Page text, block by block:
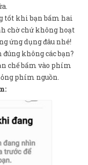
tốt khi bạn bấm hai
chờ chứ không hoạt
ứng dụng đâu nhé!
không các bạn?
chế bấm vào phím
phím nguồn.